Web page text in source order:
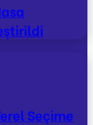
Seçime